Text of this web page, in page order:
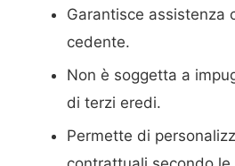
Garantisce assistenza
cedente.
Non è soggetta a
di terzi eredi.
Permette di